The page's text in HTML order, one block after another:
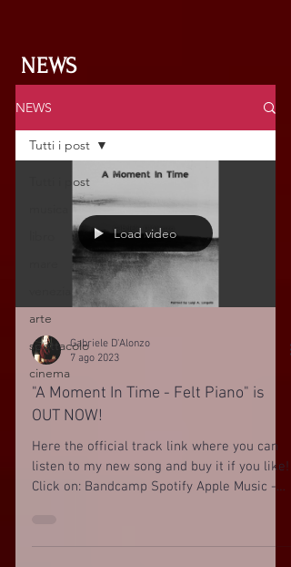
NEWS
NEWS
Tutti i post
arte
spettacolo
cinema
Tutti i post
Load video
Gabriele D'Alonzo
7 ago 2023
"A Moment In Time - Felt Piano" is
OUT NOW!
Here the official track link where you can
listen to my new song and buy it if you like!
Click on: Bandcamp Spotify Apple Music -